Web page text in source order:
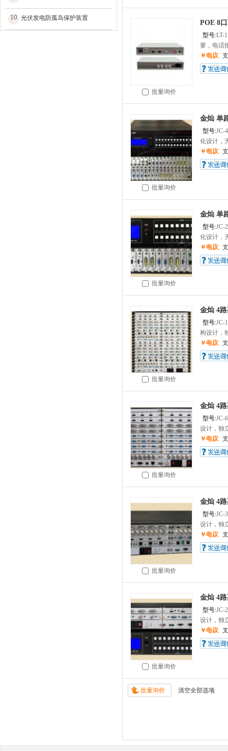
10 光伏发电防孤岛保护装置
批量询价
POE 8
型号:LT-
要，电话
￥电议
批量询价
金灿 单
型号:JC-
化设计，
￥电议
批量询价
金灿 单
型号:JC-
化设计，
￥电议
批量询价
金灿 4
型号:JC-
构设计，
￥电议
批量询价
金灿 4
型号:JC-
设计，独
￥电议
批量询价
金灿 4
型号:JC-
设计，独
￥电议
批量询价
金灿 4
型号:JC-
设计，独
￥电议